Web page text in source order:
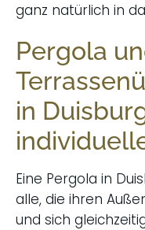
ganz natürlich in
Pergola
in
Eine Pergola in
alle, die ihren
und sich